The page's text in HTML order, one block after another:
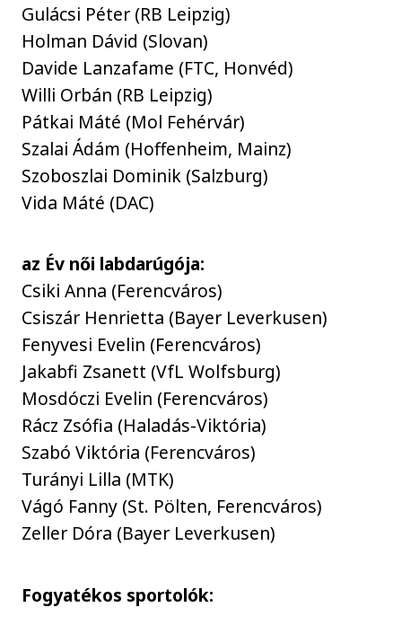
Gulácsi Péter (RB Leipzig)
Holman Dávid (Slovan)
Davide Lanzafame (FTC, Honvéd)
Willi Orbán (RB Leipzig)
Pátkai Máté (Mol Fehérvár)
Szalai Ádám (Hoffenheim, Mainz)
Szoboszlai Dominik (Salzburg)
Vida Máté (DAC)
az Év női labdarúgója:
Csiki Anna (Ferencváros)
Csiszár Henrietta (Bayer Leverkusen)
Fenyvesi Evelin (Ferencváros)
Jakabfi Zsanett (VfL Wolfsburg)
Mosdóczi Evelin (Ferencváros)
Rácz Zsófia (Haladás-Viktória)
Szabó Viktória (Ferencváros)
Turányi Lilla (MTK)
Vágó Fanny (St. Pölten, Ferencváros)
Zeller Dóra (Bayer Leverkusen)
Fogyatékos sportolók: